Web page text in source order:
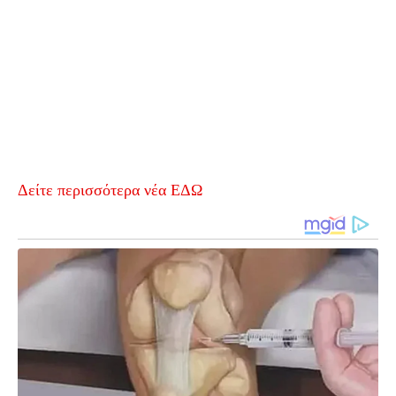
Δείτε περισσότερα νέα ΕΔΩ